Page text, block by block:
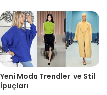
Yeni Moda Trendleri ve Stil
İpuçları